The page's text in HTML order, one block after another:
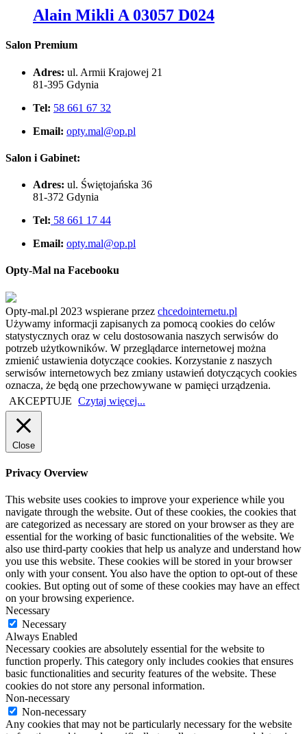
Alain Mikli A 03057 D024
Salon Premium
Adres: ul. Armii Krajowej 21
81-395 Gdynia
Tel: 58 661 67 32
Email: opty.mal@op.pl
Salon i Gabinet:
Adres: ul. Świętojańska 36
81-372 Gdynia
Tel: 58 661 17 44
Email: opty.mal@op.pl
Opty-Mal na Facebooku
Opty-mal.pl 2023 wspierane przez chcedointernetu.pl
Używamy informacji zapisanych za pomocą cookies do celów
statystycznych oraz w celu dostosowania naszych serwisów do
potrzeb użytkowników. W przeglądarce internetowej można
zmienić ustawienia dotyczące cookies. Korzystanie z naszych
serwisów internetowych bez zmiany ustawień dotyczących cookies
oznacza, że będą one przechowywane w pamięci urządzenia.
AKCEPTUJE Czytaj więcej...
Close
Privacy Overview
This website uses cookies to improve your experience while you
navigate through the website. Out of these cookies, the cookies that
are categorized as necessary are stored on your browser as they are
essential for the working of basic functionalities of the website. We
also use third-party cookies that help us analyze and understand how
you use this website. These cookies will be stored in your browser
only with your consent. You also have the option to opt-out of these
cookies. But opting out of some of these cookies may have an effect
on your browsing experience.
Necessary
Necessary
Always Enabled
Necessary cookies are absolutely essential for the website to
function properly. This category only includes cookies that ensures
basic functionalities and security features of the website. These
cookies do not store any personal information.
Non-necessary
Non-necessary
Any cookies that may not be particularly necessary for the website